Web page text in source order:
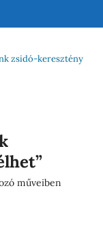
zsidó-keresztény
műveiben